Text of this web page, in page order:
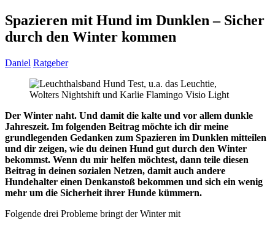
Spazieren mit Hund im Dunklen – Sicher
durch den Winter kommen
Daniel Ratgeber
Der Winter naht. Und damit die kalte und vor allem dunkle
Jahreszeit. Im folgenden Beitrag möchte ich dir meine
grundlegenden Gedanken zum Spazieren im Dunklen mitteilen
und dir zeigen, wie du deinen Hund gut durch den Winter
bekommst. Wenn du mir helfen möchtest, dann teile diesen
Beitrag in deinen sozialen Netzen, damit auch andere
Hundehalter einen Denkanstoß bekommen und sich ein wenig
mehr um die Sicherheit ihrer Hunde kümmern.
Folgende drei Probleme bringt der Winter mit